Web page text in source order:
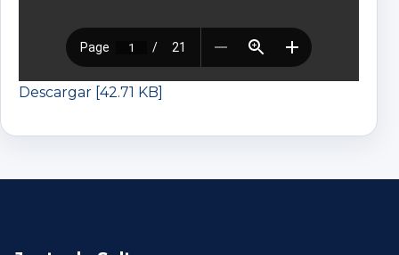
Descargar [42.71 KB]